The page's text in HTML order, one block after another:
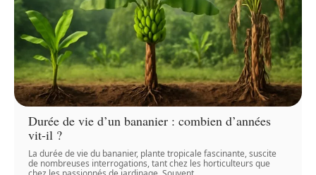
Durée de vie d’un bananier : combien d’années
vit-il ?
La durée de vie du bananier, plante tropicale fascinante, suscite
de nombreuses interrogations, tant chez les horticulteurs que